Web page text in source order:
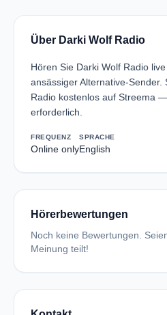
Über Darki Wolf Radio
Hören Sie Darki Wolf Radio
ansässiger Alternative-Sender.
Radio kostenlos auf Streema
erforderlich.
FREQUENZ
Online only
SPRACHE
English
Hörerbewertungen
Noch keine Bewertungen.
Meinung teilt!